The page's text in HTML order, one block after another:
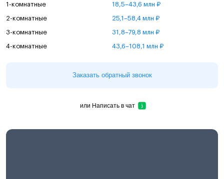
1-комнатные 18,5–43,6 млн ₽
2-комнатные 25,1–58,4 млн ₽
3-комнатные 31,8–79,8 млн ₽
4-комнатные 43,6–108,1 млн ₽
Заказать обратный звонок
или Написать в чат